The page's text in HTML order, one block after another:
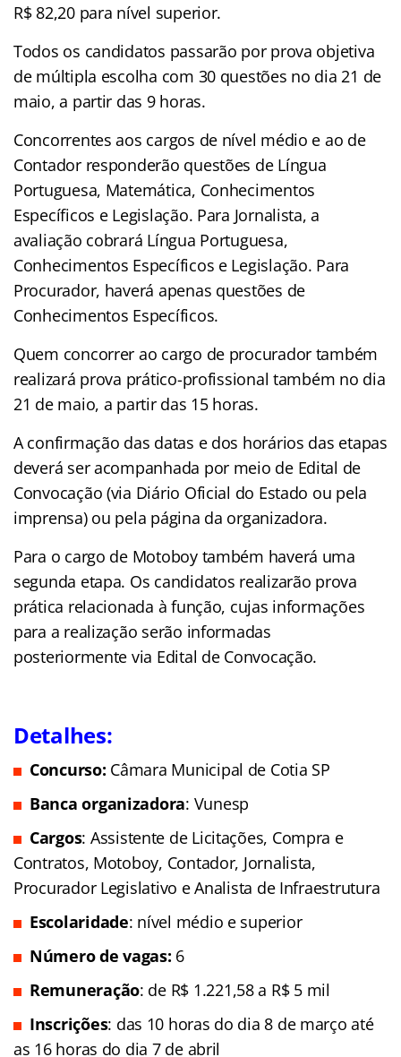
R$ 82,20 para nível superior.
Todos os candidatos passarão por prova objetiva
de múltipla escolha com 30 questões no dia 21 de
maio, a partir das 9 horas.
Concorrentes aos cargos de nível médio e ao de
Contador responderão questões de Língua
Portuguesa, Matemática, Conhecimentos
Específicos e Legislação. Para Jornalista, a
avaliação cobrará Língua Portuguesa,
Conhecimentos Específicos e Legislação. Para
Procurador, haverá apenas questões de
Conhecimentos Específicos.
Quem concorrer ao cargo de procurador também
realizará prova prático-profissional também no dia
21 de maio, a partir das 15 horas.
A confirmação das datas e dos horários das etapas
deverá ser acompanhada por meio de Edital de
Convocação (via Diário Oficial do Estado ou pela
imprensa) ou pela página da organizadora.
Para o cargo de Motoboy também haverá uma
segunda etapa. Os candidatos realizarão prova
prática relacionada à função, cujas informações
para a realização serão informadas
posteriormente via Edital de Convocação.
Detalhes:
Concurso: Câmara Municipal de Cotia SP
Banca organizadora: Vunesp
Cargos: Assistente de Licitações, Compra e
Contratos, Motoboy, Contador, Jornalista,
Procurador Legislativo e Analista de Infraestrutura
Escolaridade: nível médio e superior
Número de vagas: 6
Remuneração: de R$ 1.221,58 a R$ 5 mil
Inscrições: das 10 horas do dia 8 de março até
as 16 horas do dia 7 de abril